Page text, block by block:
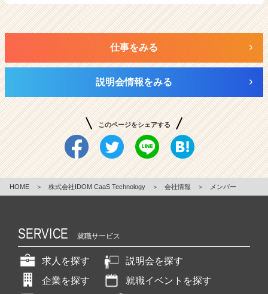
仕事をみる
説明会情報をみる
このページをシェアする
HOME ＞ 株式会社IDOM CaaS Technology ＞ 会社情報 ＞ メンバー
SERVICE 就職サービス
求人を探す
説明会を探す
企業を探す
就職イベントを探す